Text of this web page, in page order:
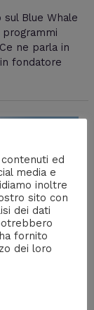
Blue Whale
ne parla in
fondatore
al
ed
media e
inoltre
sito con
dei dati
fornito
dei loro